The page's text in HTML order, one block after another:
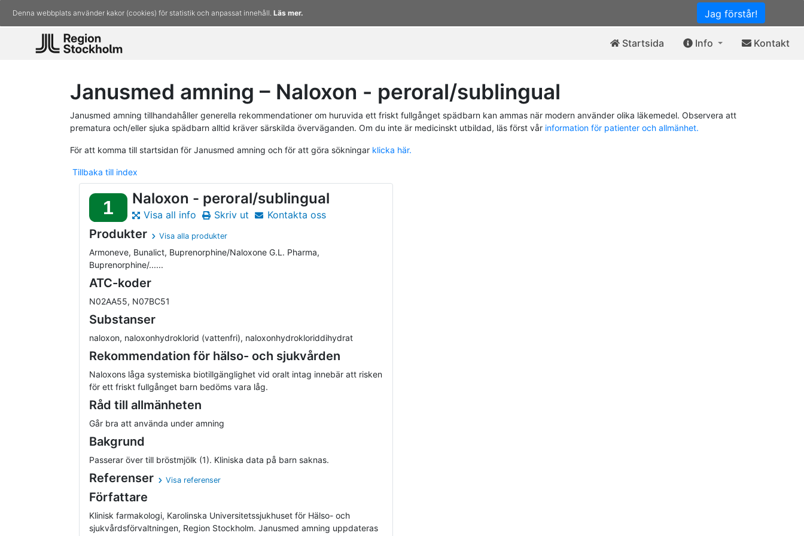
Jag förstår!
Denna webbplats använder kakor (cookies) för statistik och anpassat innehåll. Läs mer.
Startsida Info Kontakt
Janusmed amning – Naloxon - peroral/sublingual
Janusmed amning tillhandahåller generella rekommendationer om huruvida ett friskt fullgånget spädbarn kan ammas när modern använder olika läkemedel. Observera att
prematura och/eller sjuka spädbarn alltid kräver särskilda överväganden. Om du inte är medicinskt utbildad, läs först vår information för patienter och allmänhet.
För att komma till startsidan för Janusmed amning och för att göra sökningar klicka här.
Tillbaka till index
1 Naloxon - peroral/sublingual
Visa all info Skriv ut Kontakta oss
Produkter Visa alla produkter
Armoneve, Bunalict, Buprenorphine/Naloxone G.L. Pharma,
Buprenorphine/......
ATC-koder
N02AA55, N07BC51
Substanser
naloxon, naloxonhydroklorid (vattenfri), naloxonhydrokloriddihydrat
Rekommendation för hälso- och sjukvården
Naloxons låga systemiska biotillgänglighet vid oralt intag innebär att risken
för ett friskt fullgånget barn bedöms vara låg.
Råd till allmänheten
Går bra att använda under amning
Bakgrund
Passerar över till bröstmjölk (1). Kliniska data på barn saknas.
Referenser Visa referenser
Författare
Klinisk farmakologi, Karolinska Universitetssjukhuset för Hälso- och
sjukvårdsförvaltningen, Region Stockholm. Janusmed amning uppdateras